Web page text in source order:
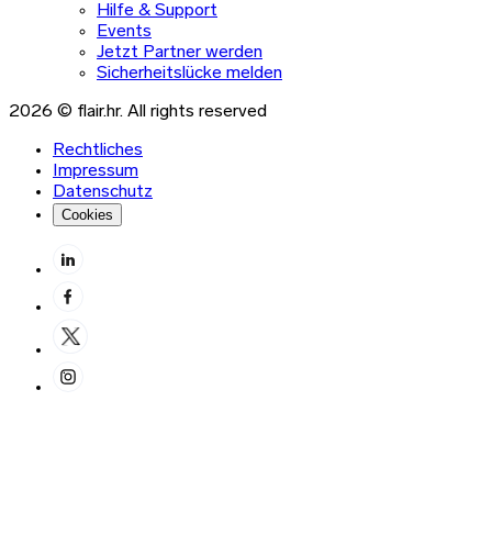
Hilfe & Support
Events
Jetzt Partner werden
Sicherheitslücke melden
2026 © flair.hr. All rights reserved
Rechtliches
Impressum
Datenschutz
Cookies